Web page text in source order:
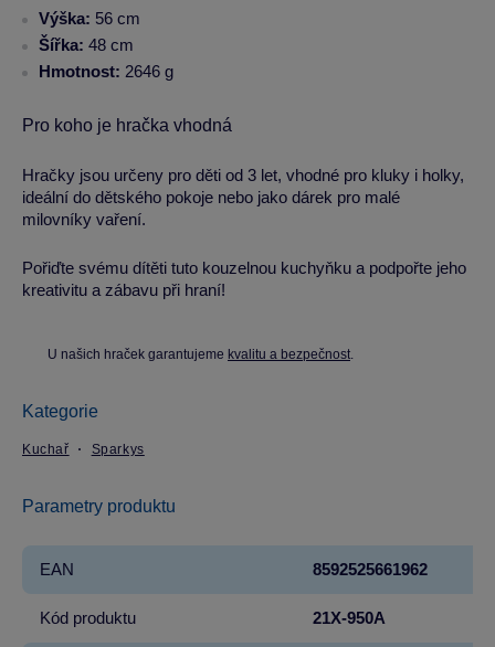
Výška: 56 cm
Šířka: 48 cm
Hmotnost: 2646 g
Pro koho je hračka vhodná
Hračky jsou určeny pro děti od 3 let, vhodné pro kluky i holky,
ideální do dětského pokoje nebo jako dárek pro malé
milovníky vaření.
Pořiďte svému dítěti tuto kouzelnou kuchyňku a podpořte jeho
kreativitu a zábavu při hraní!
U našich hraček garantujeme kvalitu a bezpečnost.
Kategorie
Kuchař Sparkys
Parametry produktu
EAN 8592525661962
Kód produktu 21X-950A